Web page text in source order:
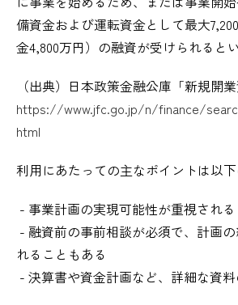
備資金および運転資金として最大
金4,800万円）の融資が受けられると
（出典）日本政策金融公庫「新規開業
https://www.jfc.go.jp/n/finance/
html
利用にあたっての主なポイントは以下
- 事業計画の実現可能性が重視される
- 融資前の事前相談が必須で、計画
れることもある
- 決算書や資金計画など、詳細な資